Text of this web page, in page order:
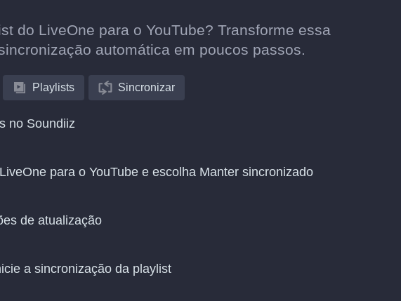
do LiveOne para o YouTube? Transforme essa
automática em poucos passos.
Playlists Sincronizar
no Soundiiz
para o YouTube e escolha Manter sincronizado
de atualização
a sincronização da playlist